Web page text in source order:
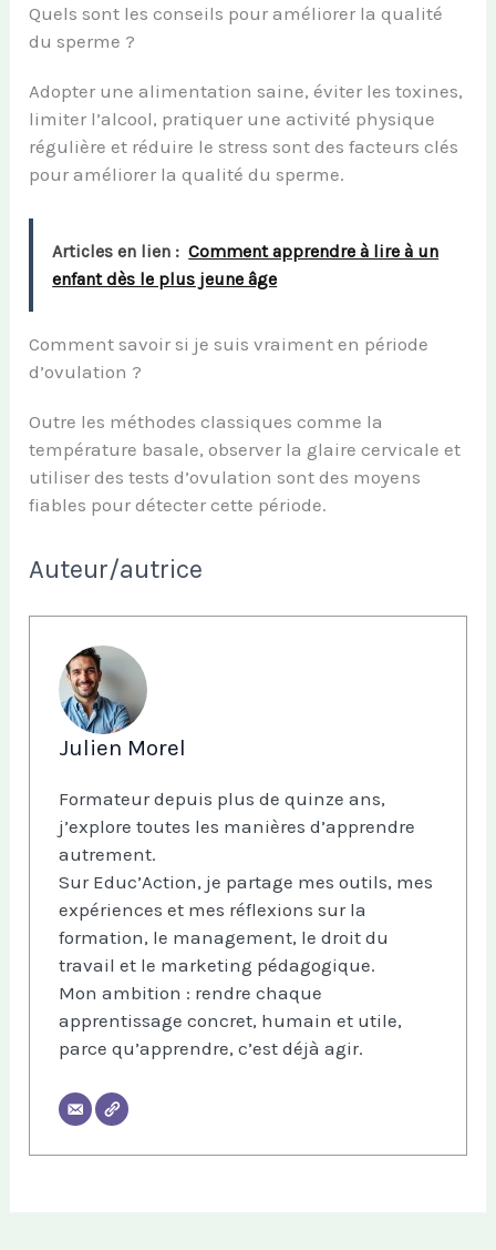
Quels sont les conseils pour améliorer la qualité
du sperme ?
Adopter une alimentation saine, éviter les toxines,
limiter l’alcool, pratiquer une activité physique
régulière et réduire le stress sont des facteurs clés
pour améliorer la qualité du sperme.
Articles en lien : Comment apprendre à lire à un
enfant dès le plus jeune âge
Comment savoir si je suis vraiment en période
d’ovulation ?
Outre les méthodes classiques comme la
température basale, observer la glaire cervicale et
utiliser des tests d’ovulation sont des moyens
fiables pour détecter cette période.
Auteur/autrice
Julien Morel
Formateur depuis plus de quinze ans,
j’explore toutes les manières d’apprendre
autrement.
Sur Educ’Action, je partage mes outils, mes
expériences et mes réflexions sur la
formation, le management, le droit du
travail et le marketing pédagogique.
Mon ambition : rendre chaque
apprentissage concret, humain et utile,
parce qu’apprendre, c’est déjà agir.